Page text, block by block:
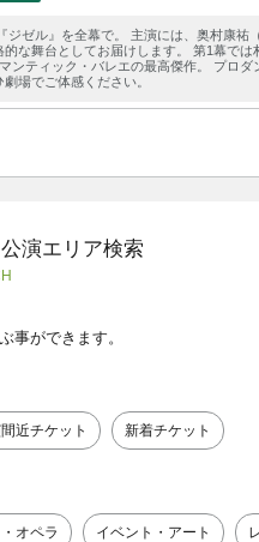
ゼル』を全幕で。 主演には、奥村康祐
な舞台としてお届けします。 第1幕では
ンティック・バレエの最高傑作。 プロダ
場でご体感ください。
演エリア検索
事ができます。
近チケット 新着チケット
オペラ イベント・アート